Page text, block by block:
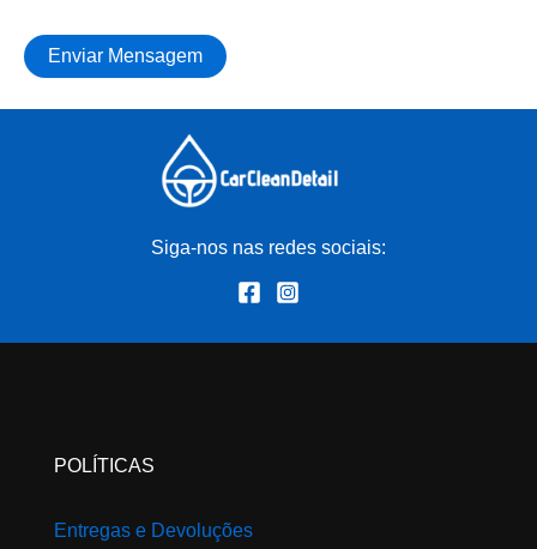
Siga-nos nas redes sociais:
POLÍTICAS
Entregas e Devoluções